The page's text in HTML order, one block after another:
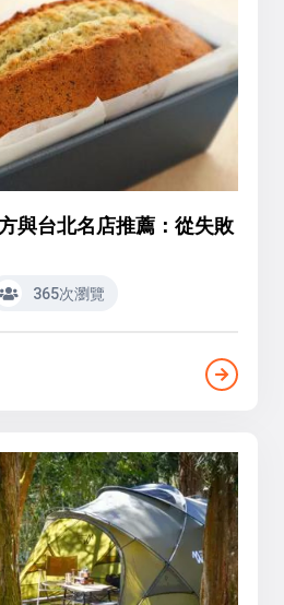
與台北名店推薦：從失敗
365次瀏覽